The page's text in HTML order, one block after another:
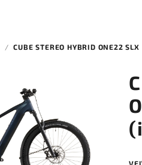
/ CUBE STEREO HYBRID ONE22